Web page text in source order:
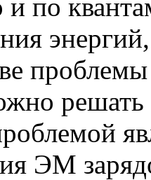
по
ЭМ